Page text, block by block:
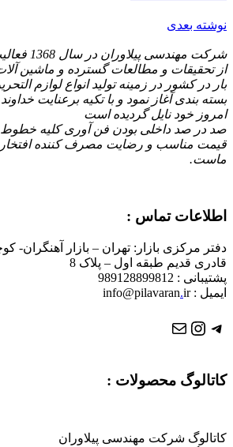
نوشته بعدی
شرکت
از تحقیقات و مطالعات گسترده و ماشین
بار در کشور در زمینه تولید انواع لوازم
بسته بندی آغاز نمود و با تكیه برعنایت
امروز خود نایل گردیده است
صد در صد داخلی بودن فن آوری کلیه خطوط
قیمت مناسب و رضایت مصرف کننده
ماست.
اطلاعات تماس :
دفتر مرکزی بازار: تهران – بازار آهنگران-
قادری قدیم طبقه اول – پلاک 8
پشتیبانی : 989128899812
ایمیل : info@pilavaran .ir
تلگرام
اینستاگرم
ایمیل
کاتالوگ محصولات :
کاتالوگ شرکت مهندسی پیلاوران